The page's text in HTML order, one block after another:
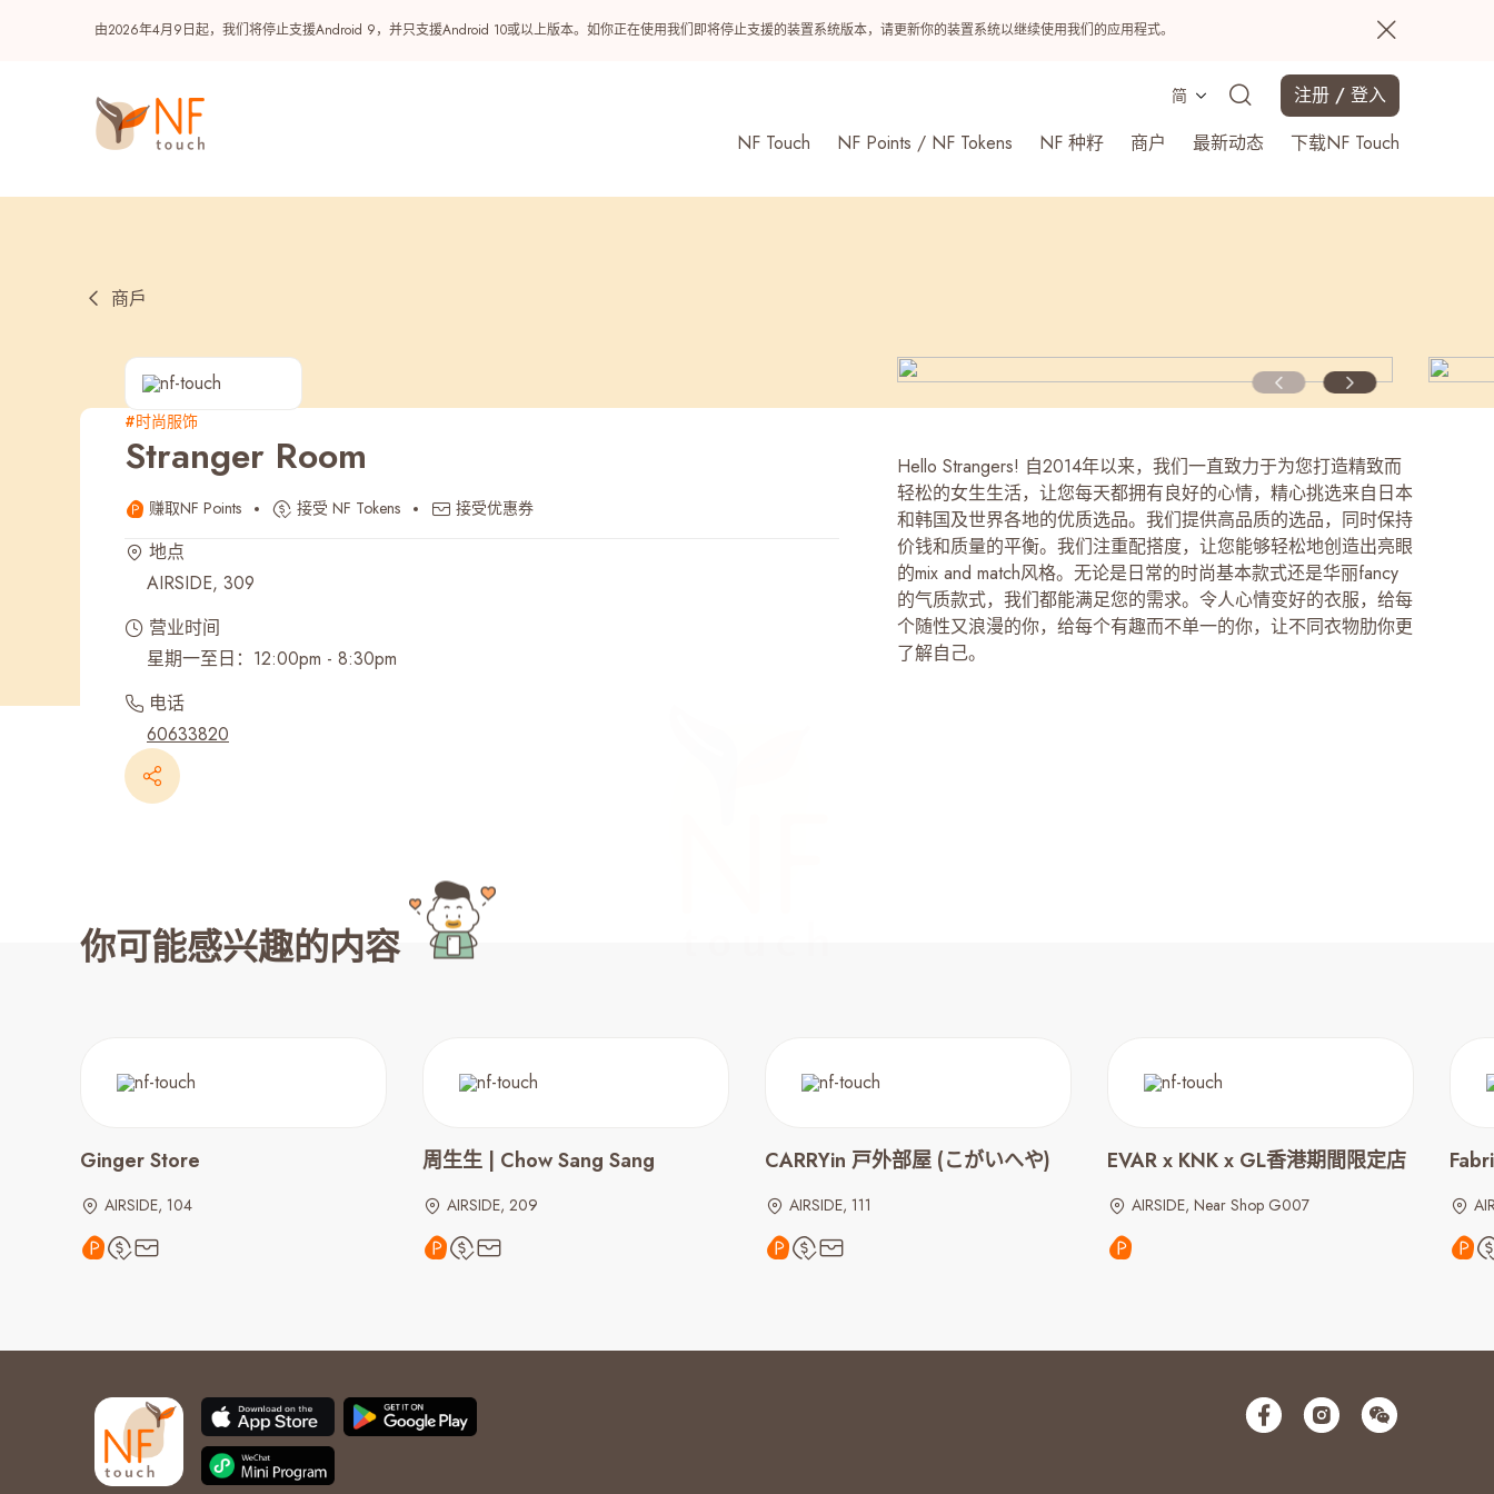
由2026年4月9日起，我们将停止支援Android 9，并只支援Android 10或以上版本。如你正在使用我们即将停止支援的装置系统版本，请更新你的装置系统以继续使用我们的应用程式。
简
注册 / 登入
NF Touch
NF Points / NF Tokens NF 种籽 商户 最新动态 下载NF Touch
热门
NF 种籽 NF Points AIRSIDE
最近搜寻纪录
商戶
#时尚服饰
Stranger Room
赚取NF Points 接受 NF Tokens 接受优惠券
地点
AIRSIDE, 309
营业时间
电话
60633820
Hello Strangers! 自2014年以来，我们一直致力于为您打造精致而
轻松的女生生活，让您每天都拥有良好的心情，精心挑选来自日本
和韩国及世界各地的优质选品。我们提供高品质的选品，同时保持
价钱和质量的平衡。我们注重配搭度，让您能够轻松地创造出亮眼
的mix and match风格。无论是日常的时尚基本款式还是华丽fancy
的气质款式，我们都能满足您的需求。令人心情变好的衣服，给每
个随性又浪漫的你，给每个有趣而不单一的你，让不同衣物肋你更
了解自己。
你可能感兴趣的内容
Ginger Store
AIRSIDE, 104
周生生 | Chow Sang Sang
AIRSIDE, 209
CARRYin 戸外部屋 (こがいへや)
AIRSIDE, 111
EVAR x KNK x GL香港期間限定店
AIRSIDE, Near Shop G007